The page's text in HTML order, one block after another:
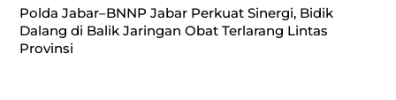
Polda Jabar–BNNP Jabar Perkuat Sinergi, Bidik
Dalang di Balik Jaringan Obat Terlarang Lintas
Provinsi